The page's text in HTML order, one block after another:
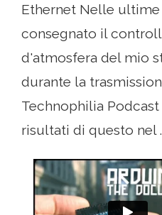
Ethernet Nelle
consegnato il
d'atmosfera del mio
durante la
Technophilia
risultati di questo nel